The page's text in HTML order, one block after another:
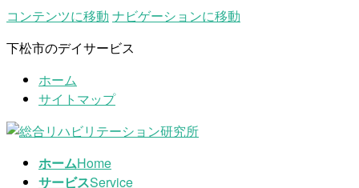
コンテンツに移動 ナビゲーションに移動
下松市のデイサービス
ホーム
サイトマップ
ホームHome
サービスService